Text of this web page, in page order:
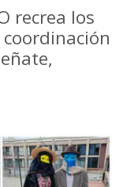
recrea los